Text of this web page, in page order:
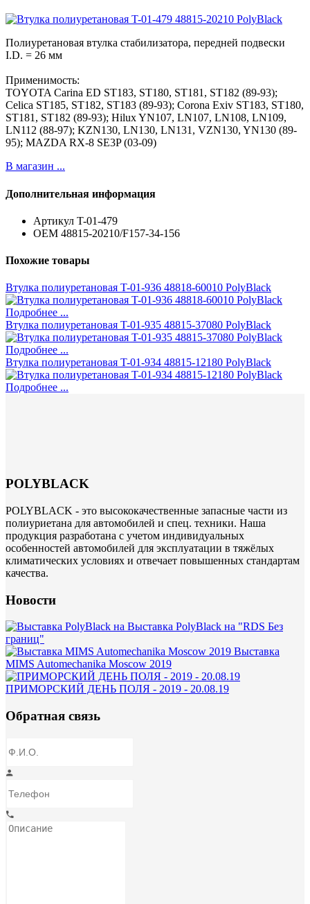
Полиуретановая втулка стабилизатора, передней подвески
I.D. = 26 мм
Применимость:
TOYOTA Carina ED ST183, ST180, ST181, ST182 (89-93);
Celica ST185, ST182, ST183 (89-93); Corona Exiv ST183, ST180,
ST181, ST182 (89-93); Hilux YN107, LN107, LN108, LN109,
LN112 (88-97); KZN130, LN130, LN131, VZN130, YN130 (89-
95); MAZDA RX-8 SE3P (03-09)
В магазин ...
Дополнительная информация
Артикул T-01-479
ОЕМ 48815-20210/F157-34-156
Похожие товары
Втулка полиуретановая T-01-936 48818-60010 PolyBlack
Подробнее ...
Втулка полиуретановая T-01-935 48815-37080 PolyBlack
Подробнее ...
Втулка полиуретановая T-01-934 48815-12180 PolyBlack
Подробнее ...
POLYBLACK
POLYBLACK - это высококачественные запасные части из
полиуриетана для автомобилей и спец. техники. Наша
продукция разработана с учетом индивидуальных
особенностей автомобилей для эксплуатации в тяжёлых
климатических условиях и отвечает повышенных стандартам
качества.
Новости
Выставка PolyBlack на "RDS Без
границ"
Выставка
MIMS Automechanika Moscow 2019
ПРИМОРСКИЙ ДЕНЬ ПОЛЯ - 2019 - 20.08.19
Обратная связь